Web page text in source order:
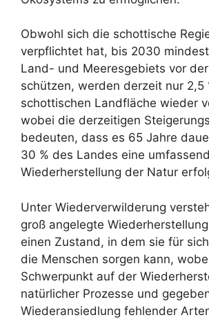
Obwohl sich die schottische
verpflichtet hat, bis 2030
Land- und Meeresgebiets vor
schützen, werden derzeit nur 2,5
schottischen Landfläche wieder
wobei die derzeitigen
bedeuten, dass es 65 Jahre
30 % des Landes eine
Wiederherstellung der Natur
Unter Wiederverwilderung
groß angelegte
einen Zustand, in dem sie für
die Menschen sorgen kann,
Schwerpunkt auf der
natürlicher Prozesse und
Wiederansiedlung fehlender